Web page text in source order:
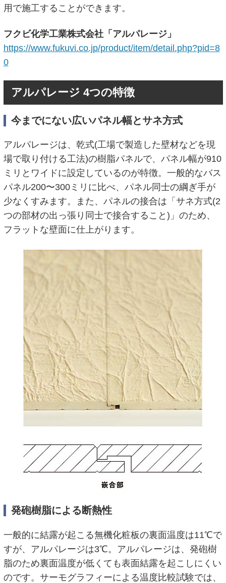
用で施工することができます。
フクビ化学工業株式会社「アルパレージ」
https://www.fukuvi.co.jp/product/item/detail.php?pid=8
0
アルパレージ 4つの特徴
今までにない広いパネル幅とサネ方式
アルパレージは、乾式(工場で製造した壁材などを現
場で取り付ける工法)の樹脂パネルで、パネル幅が910
ミリとワイドに設定しているのが特徴。一般的なバス
パネル200〜300ミリに比べ、パネル同士の綱ぎ手が
少なくすみます。また、パネルの接合は「サネ方式(2
つの部材の出っ張り同士で接合すること)」のため、
フラットな壁面に仕上がります。
発砲樹脂による断熱性
一般的に結露が起こる無機化粧板の裏面温度は11℃で
すが、アルパレージは3℃。アルパレージは、発砲樹
脂のため裏面温度が低くても表面結露を起こしにくい
のです。サーモグラフィーによる温度比較試験では、